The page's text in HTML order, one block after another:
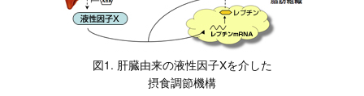
図1. 肝臓由来の液性因子Xを介した
摂食調節機構